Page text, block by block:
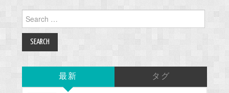
Search
for:
最新 タグ